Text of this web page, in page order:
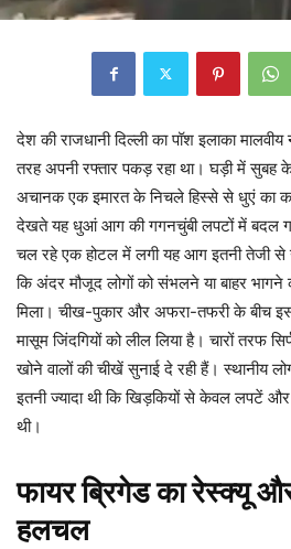
देश की राजधानी दिल्ली का पॉश इलाका
तरह अपनी रफ्तार पकड़ रहा था। घड़ी में
अचानक एक इमारत के निचले हिस्से से धुएं का
देखते यह धुआं आग की गगनचुंबी लपटों में बदल
चल रहे एक होटल में लगी यह आग इतनी तेजी
कि अंदर मौजूद लोगों को संभलने या बाहर
मिला। चीख-पुकार और अफरा-तफरी के बीच
मासूम जिंदगियों को लील लिया है। चारों तरफ
खोने वालों की चीखें सुनाई दे रही हैं। स्थानीय
इतनी ज्यादा थी कि खिड़कियों से केवल लपटें और
थी।
फायर ब्रिगेड का रेस्क्यू
हलचल